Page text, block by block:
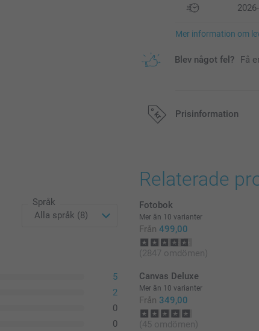
Mer information om
Blev något fel? Få
Prisinformation
Språk
5
2
0
0
Relaterade
Fotobok
Mer än 10 varianter
Från 499,00
(2847 omdömen)
Canvas Deluxe
Mer än 10 varianter
Från 349,00
(45 omdömen)